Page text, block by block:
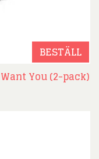
BESTÄLL
You (2-pack)